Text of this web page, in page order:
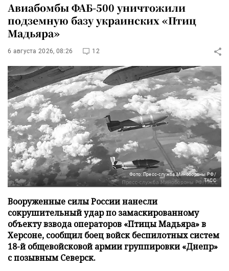
Авиабомбы ФАБ-500 уничтожили
подземную базу украинских «Птиц
Мадьяра»
6 августа 2026, 08:26 12
Фото: Пресс-служба Минобороны РФ/
ТАСС
Вооруженные силы России нанесли
сокрушительный удар по замаскированному
объекту взвода операторов «Птицы Мадьяра» в
Херсоне, сообщил боец войск беспилотных систем
18-й общевойсковой армии группировки «Днепр»
с позывным Северск.